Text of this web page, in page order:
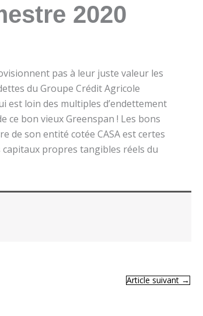
2020
pas à leur juste valeur les
du Groupe Crédit Agricole
est loin des multiples d’endettement
ce bon vieux Greenspan ! Les bons
de son entité cotée CASA est certes
propres tangibles réels du
Article suivant →